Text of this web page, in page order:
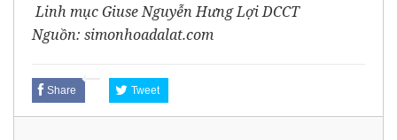
Linh mục Giuse Nguyễn Hưng Lợi DCCT
Nguồn: simonhoadalat.com
Share Tweet